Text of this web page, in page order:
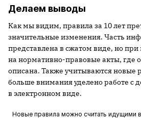
Делаем выводы
Как мы видим, правила за 10 лет
значительные изменения. Часть
представлена в сжатом виде, но при
на нормативно-правовые акты, где
описана. Также учитываются новые
больше внимания уделено работе с
в электронном виде.
Новые правила можно считать идущими